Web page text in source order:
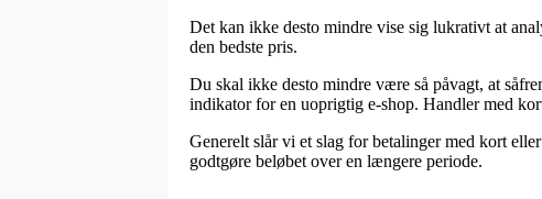
Det kan ikke desto mindre vise sig lukrativt at
den bedste pris.
Du skal ikke desto mindre være så påvagt, at
indikator for en uoprigtig e-shop. Handler med
Generelt slår vi et slag for betalinger med kort
godtgøre beløbet over en længere periode.